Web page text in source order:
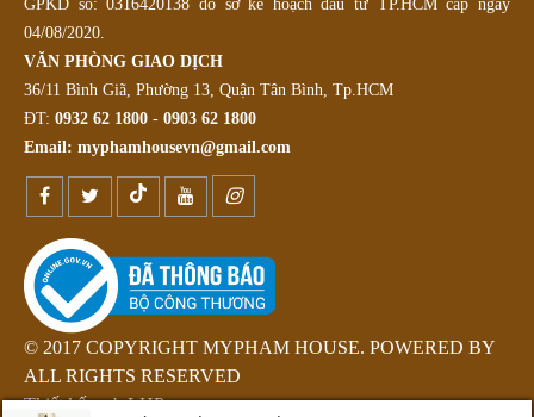
GPKD số: 0316420138 do sở kế hoạch đầu tư TP.HCM cấp ngày
04/08/2020.
VĂN PHÒNG GIAO DỊCH
36/11 Bình Giã, Phường 13, Quận Tân Bình, Tp.HCM
ĐT: 0932 62 1800 - 0903 62 1800
Email: myphamhousevn@gmail.com
© 2017 COPYRIGHT MYPHAM HOUSE. POWERED BY
ALL RIGHTS RESERVED
Thiết kế web LHP